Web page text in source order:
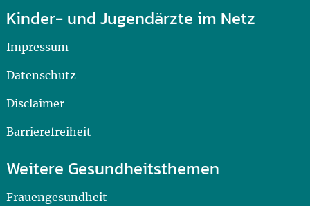
Kinder- und Jugendärzte im Netz
Impressum
Datenschutz
Disclaimer
Barrierefreiheit
Weitere Gesundheitsthemen
Frauengesundheit